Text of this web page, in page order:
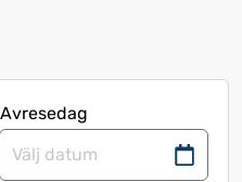
Navigera